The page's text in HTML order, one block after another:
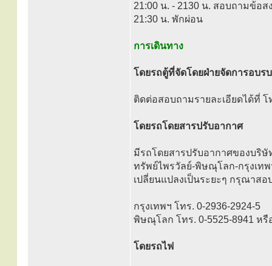
21:00 น. - 2130 น. สอบถามข้อ
21:30 น. พักผ่อน
การเดินทาง
โดยรถตู้ที่จัดโดยฝ่ายจัดการอบรบ
ติดต่อสอบถามรายละเอียดได้ที่ โ
โดยรถโดยสารปรับอากาศ
มีรถโดยสารปรับอากาศของบริ
ทรัพย์ไพรวัลย์-พิษณุโลก-กรุงเท
เปลี่ยนแปลงเป็นระยะๆ กรุณาส
กรุงเทพฯ โทร. 0-2936-2924-5
พิษณุโลก โทร. 0-5525-8941 หรื
โดยรถไฟ